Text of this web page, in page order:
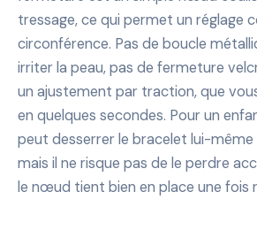
tressage, ce qui permet un réglage
circonférence. Pas de boucle
irriter la peau, pas de fermeture
un ajustement par traction, que
en quelques secondes. Pour un
peut desserrer le bracelet lui-même
mais il ne risque pas de le perdre
le nœud tient bien en place une fois